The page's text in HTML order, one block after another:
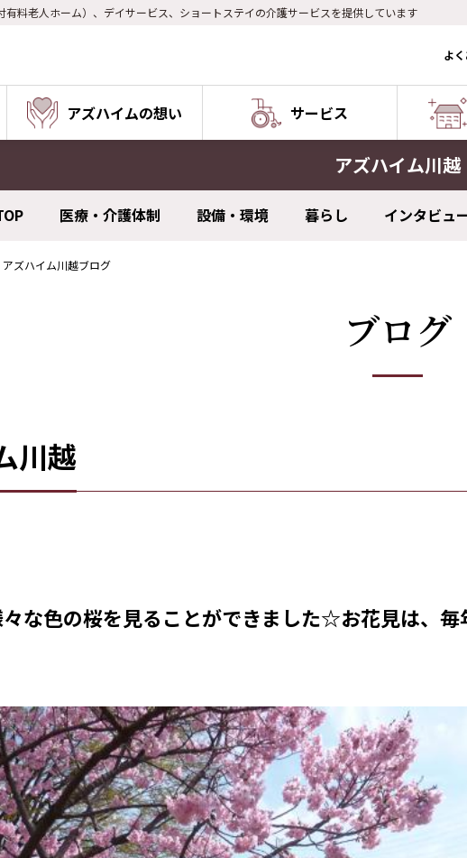
料老人ホーム）、デイサービス、ショートステイの介護サービスを提供しています
よ
アズハイムの想い サービス
アズハイム川越
医療・介護体制 設備・環境 暮らし インタビュ
アズハイム川越ブログ
ブログ
川越
々な色の桜を見ることができました☆お花見は、